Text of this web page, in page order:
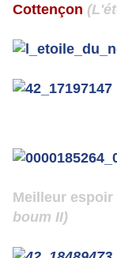
Cottençon (
Meilleur espoir
boum II)